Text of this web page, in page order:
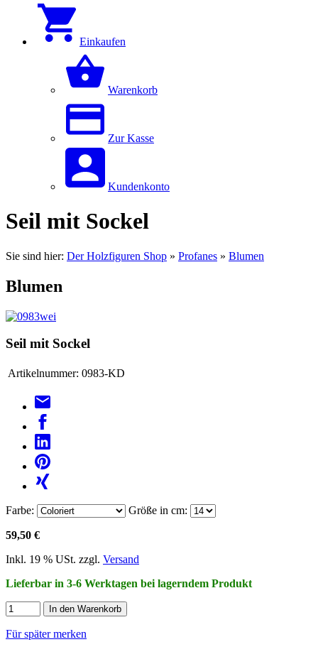
Einkaufen
Warenkorb
Zur Kasse
Kundenkonto
Seil mit Sockel
Sie sind hier: Der Holzfiguren Shop » Profanes » Blumen
Blumen
Seil mit Sockel
Artikelnummer: 0983-KD
Farbe: Größe in cm:
59,50 €
Inkl. 19 % USt. zzgl. Versand
Lieferbar in 3-6 Werktagen bei lagerndem Produkt
In den Warenkorb
Für später merken